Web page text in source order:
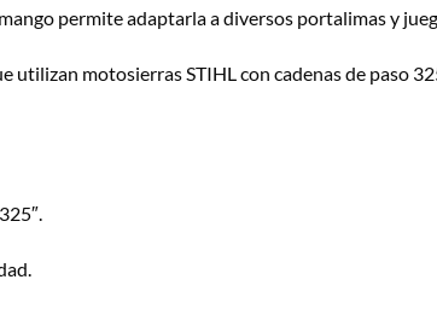
permite adaptarla a diversos portalimas y
utilizan motosierras STIHL con cadenas de paso